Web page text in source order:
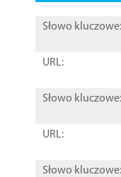
Słowo kluczowe:
URL:
Słowo kluczowe:
URL:
Słowo kluczowe: